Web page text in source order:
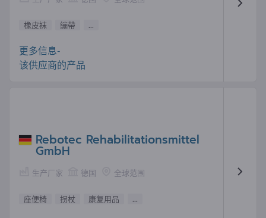
橡皮袜 繃帶 ...
更多信息-
该供应商的产品
Rebotec Rehabilitationsmittel
GmbH
生产厂家 德国 全球范围
座便椅 拐杖 康复用品 ...